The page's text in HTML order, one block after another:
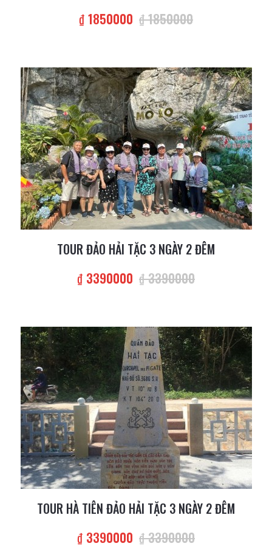
₫ 1850000 ₫ 1850000
TOUR ĐẢO HẢI TẶC 3 NGÀY 2 ĐÊM
₫ 3390000 ₫ 3390000
TOUR HÀ TIÊN ĐẢO HẢI TẶC 3 NGÀY 2 ĐÊM
₫ 3390000 ₫ 3390000